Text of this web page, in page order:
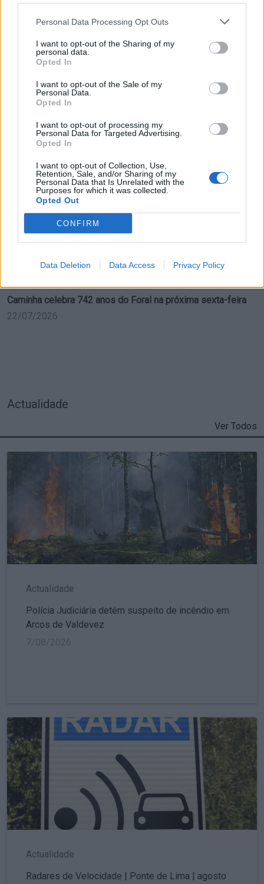
Personal Data Processing Opt Outs
I want to opt-out of the Sharing of my
personal data.
Opted In
I want to opt-out of the Sale of my
Personal Data.
Opted In
I want to opt-out of processing my
Personal Data for Targeted Advertising.
Opted In
I want to opt-out of Collection, Use,
Retention, Sale, and/or Sharing of my
Personal Data that Is Unrelated with the
Purposes for which it was collected.
Opted Out
CONFIRM
Data Deletion Data Access Privacy Policy
Município de Caminha devolve Parque Infantil de Azevedo à
população
23/07/2026
Caminha celebra 742 anos do Foral na próxima sexta-feira
22/07/2026
Actualidade
Ver Todos
Actualidade
Polícia Judiciária detém suspeito de incêndio em
Arcos de Valdevez
Actualidade
Radares de Velocidade | Ponte de Lima | agosto